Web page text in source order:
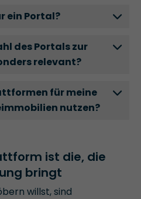
ein Portal?
Der
nicht anonymes
des Portals zur
relevant?
Fokus, hybride
du mehr als „m²
für meine
nutzen?
ist, dass du
zerfaserst.
ist die, die
bringt
willst, sind